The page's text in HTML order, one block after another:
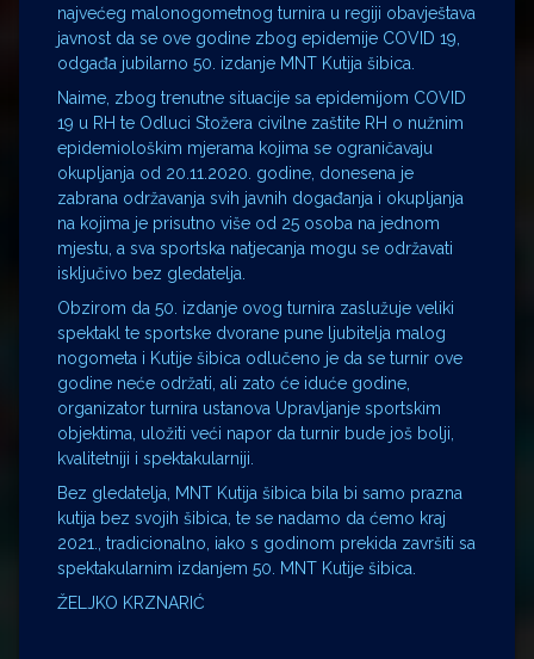
najvećeg malonogometnog turnira u regiji obavještava
javnost da se ove godine zbog epidemije COVID 19,
odgađa jubilarno 50. izdanje MNT Kutija šibica.
Naime, zbog trenutne situacije sa epidemijom COVID
19 u RH te Odluci Stožera civilne zaštite RH o nužnim
epidemiološkim mjerama kojima se ograničavaju
okupljanja od 20.11.2020. godine, donesena je
zabrana održavanja svih javnih događanja i okupljanja
na kojima je prisutno više od 25 osoba na jednom
mjestu, a sva sportska natjecanja mogu se održavati
isključivo bez gledatelja.
Obzirom da 50. izdanje ovog turnira zaslužuje veliki
spektakl te sportske dvorane pune ljubitelja malog
nogometa i Kutije šibica odlučeno je da se turnir ove
godine neće održati, ali zato će iduće godine,
organizator turnira ustanova Upravljanje sportskim
objektima, uložiti veći napor da turnir bude još bolji,
kvalitetniji i spektakularniji.
Bez gledatelja, MNT Kutija šibica bila bi samo prazna
kutija bez svojih šibica, te se nadamo da ćemo kraj
2021., tradicionalno, iako s godinom prekida završiti sa
spektakularnim izdanjem 50. MNT Kutije šibica.
ŽELJKO KRZNARIĆ